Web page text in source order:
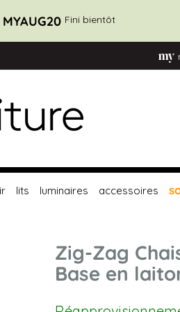
MYAUG20 Fini bientôt
lits luminaires accessoires
Zig-Zag
Base en